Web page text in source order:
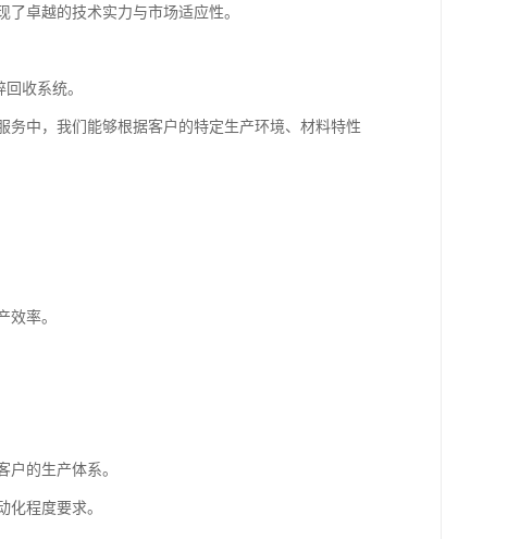
卓越的技术实力与市场适应性。
收系统。
中，我们能够根据客户的特定生产环境、材料特性
效率。
的生产体系。
程度要求。